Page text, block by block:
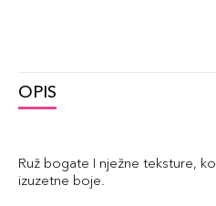
OPIS
Ruž bogate I nježne teksture,
izuzetne boje.